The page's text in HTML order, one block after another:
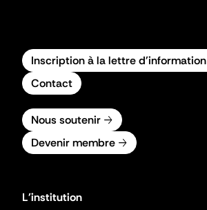
Inscription à la lettre d'information
Contact
Nous soutenir
Devenir membre
L'institution